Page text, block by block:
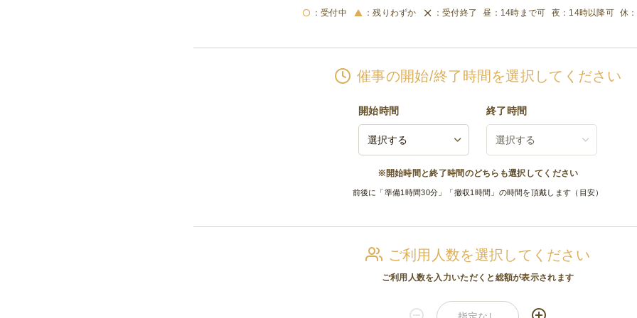
受付中 残りわずか 受付終了 14時まで可 14時以降可
催事の開始/終了時間を選択してください
開始時間 終了時間
※開始時間と終了時間のどちらも選択してください
前後に「準備1時間30分」「撤収1時間」の時間を頂戴します（目安）
ご利用人数を選択してください
ご利用人数を入力いただくと総額が表示されます